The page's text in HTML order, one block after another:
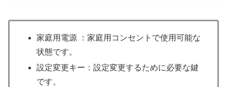
家庭用電源 ：家庭用コンセントで使用可能な
状態です。
設定変更キー：設定変更するために必要な鍵
です。